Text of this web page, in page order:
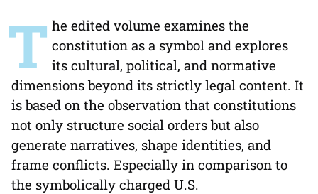
T he edited volume examines the
constitution as a symbol and explores
its cultural, political, and normative
dimensions beyond its strictly legal content. It
is based on the observation that constitutions
not only structure social orders but also
generate narratives, shape identities, and
frame conflicts. Especially in comparison to
the symbolically charged U.S.